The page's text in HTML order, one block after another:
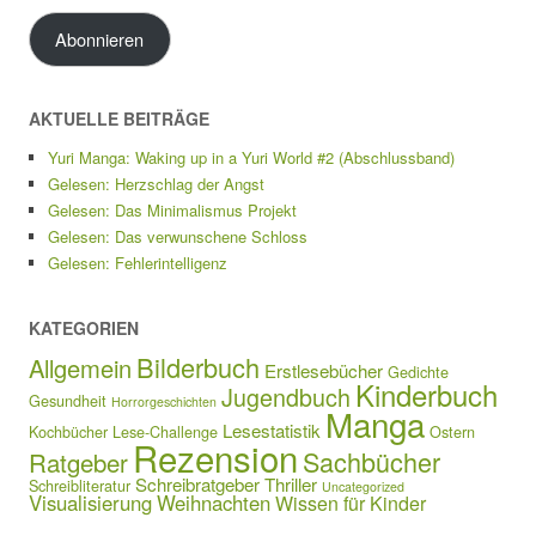
Adresse
Abonnieren
AKTUELLE BEITRÄGE
Yuri Manga: Waking up in a Yuri World #2 (Abschlussband)
Gelesen: Herzschlag der Angst
Gelesen: Das Minimalismus Projekt
Gelesen: Das verwunschene Schloss
Gelesen: Fehlerintelligenz
KATEGORIEN
Allgemein Bilderbuch Erstlesebücher Gedichte
Gesundheit Horrorgeschichten Jugendbuch Kinderbuch
Kochbücher Lese-Challenge Lesestatistik Manga Ostern
Ratgeber RezensionSachbücher
Schreibliteratur SchreibratgeberThriller Uncategorized
VisualisierungWeihnachtenWissen für Kinder